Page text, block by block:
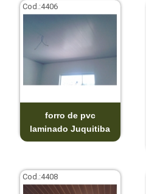
Cod.:4406
forro de pvc
laminado Juquitiba
Cod.:4408